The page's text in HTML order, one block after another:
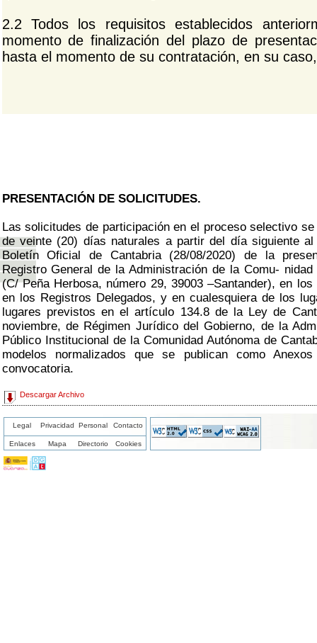
2.2 Todos los requisitos establecidos
momento de finalización del plazo de
hasta el momento de su contratación, en su
PRESENTACIÓN DE SOLICITUDES.
Las solicitudes de participación en el proceso selectivo
de veinte (20) días naturales a partir del día siguiente
Boletín Oficial de Cantabria (28/08/2020) de la
Registro General de la Administración de la Comu- nidad
(C/ Peña Herbosa, número 29, 39003 ‒Santander), en
en los Registros Delegados, y en cualesquiera de los
lugares previstos en el artículo 134.8 de la Ley de
noviembre, de Régimen Jurídico del Gobierno, de la
Público Institucional de la Comunidad Autónoma de
modelos normalizados que se publican como
convocatoria.
Descargar Archivo
Legal Privacidad Personal Contacto
Enlaces Mapa Directorio Cookies